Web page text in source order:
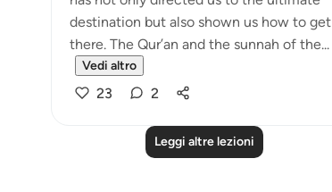
destination but also shown us how to get
there. The Qur’an and the sunnah of the...
Vedi altro
23 2
Leggi altre lezioni